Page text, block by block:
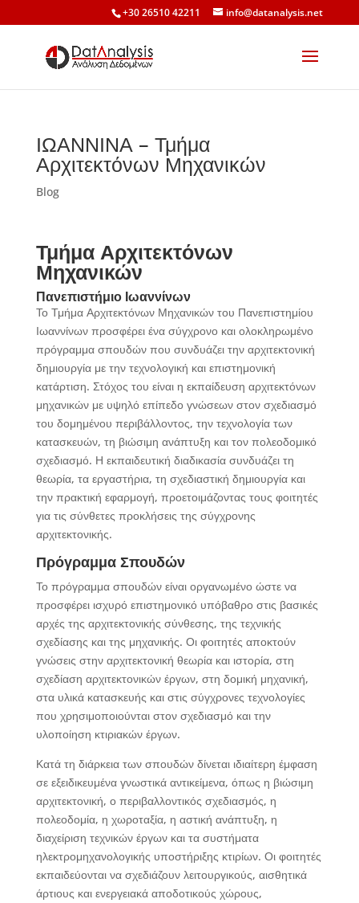
+30 26510 42211 info@datanalysis.net
ΙΩΑΝΝΙΝΑ – Τμήμα
Αρχιτεκτόνων Μηχανικών
Blog
Τμήμα Αρχιτεκτόνων
Μηχανικών
Πανεπιστήμιο Ιωαννίνων
Το Τμήμα Αρχιτεκτόνων Μηχανικών του Πανεπιστημίου
Ιωαννίνων προσφέρει ένα σύγχρονο και ολοκληρωμένο
πρόγραμμα σπουδών που συνδυάζει την αρχιτεκτονική
δημιουργία με την τεχνολογική και επιστημονική
κατάρτιση. Στόχος του είναι η εκπαίδευση αρχιτεκτόνων
μηχανικών με υψηλό επίπεδο γνώσεων στον σχεδιασμό
του δομημένου περιβάλλοντος, την τεχνολογία των
κατασκευών, τη βιώσιμη ανάπτυξη και τον πολεοδομικό
σχεδιασμό. Η εκπαιδευτική διαδικασία συνδυάζει τη
θεωρία, τα εργαστήρια, τη σχεδιαστική δημιουργία και
την πρακτική εφαρμογή, προετοιμάζοντας τους φοιτητές
για τις σύνθετες προκλήσεις της σύγχρονης
αρχιτεκτονικής.
Πρόγραμμα Σπουδών
Το πρόγραμμα σπουδών είναι οργανωμένο ώστε να
προσφέρει ισχυρό επιστημονικό υπόβαθρο στις βασικές
αρχές της αρχιτεκτονικής σύνθεσης, της τεχνικής
σχεδίασης και της μηχανικής. Οι φοιτητές αποκτούν
γνώσεις στην αρχιτεκτονική θεωρία και ιστορία, στη
σχεδίαση αρχιτεκτονικών έργων, στη δομική μηχανική,
στα υλικά κατασκευής και στις σύγχρονες τεχνολογίες
που χρησιμοποιούνται στον σχεδιασμό και την
υλοποίηση κτιριακών έργων.
Κατά τη διάρκεια των σπουδών δίνεται ιδιαίτερη έμφαση
σε εξειδικευμένα γνωστικά αντικείμενα, όπως η βιώσιμη
αρχιτεκτονική, ο περιβαλλοντικός σχεδιασμός, η
πολεοδομία, η χωροταξία, η αστική ανάπτυξη, η
διαχείριση τεχνικών έργων και τα συστήματα
ηλεκτρομηχανολογικής υποστήριξης κτιρίων. Οι φοιτητές
εκπαιδεύονται να σχεδιάζουν λειτουργικούς, αισθητικά
άρτιους και ενεργειακά αποδοτικούς χώρους,